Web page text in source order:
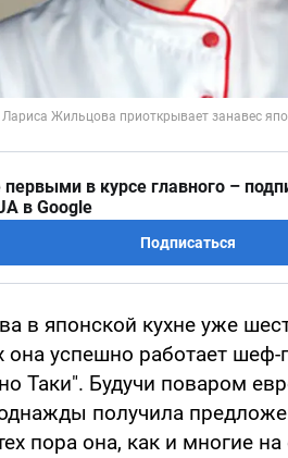
первыми в курсе главного –
в Google
Подписаться
в японской кухне уже
она успешно работает
Таки". Будучи поваром
получила
пора она, как и многие на